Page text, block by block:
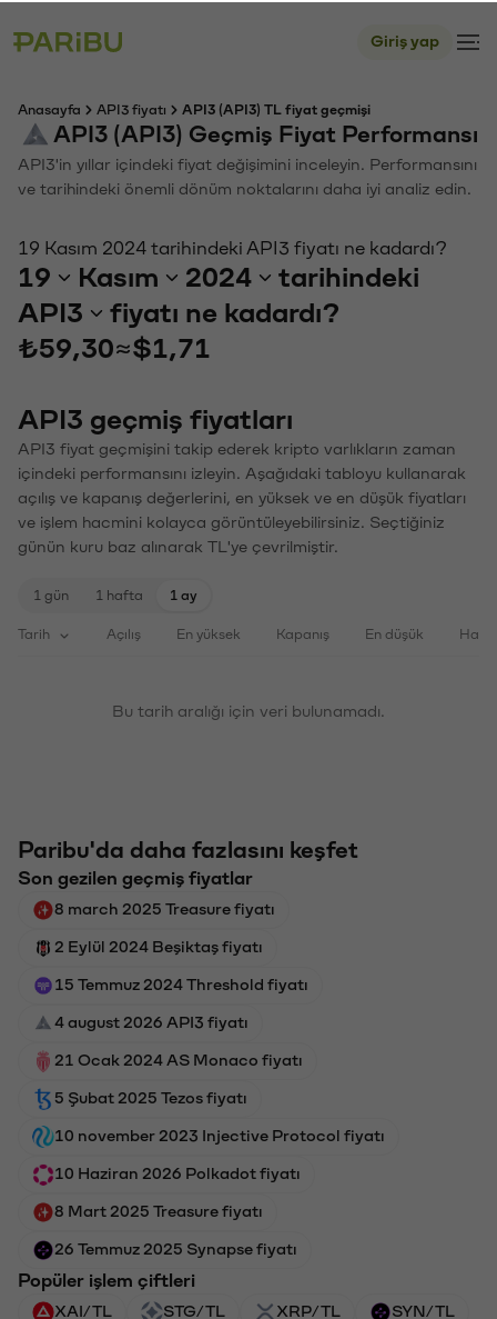
Giriş yap
Anasayfa API3 fiyatı API3 (API3) TL fiyat geçmişi
API3 (API3) Geçmiş Fiyat Performansı
API3'in yıllar içindeki fiyat değişimini inceleyin. Performansını
ve tarihindeki önemli dönüm noktalarını daha iyi analiz edin.
19 Kasım 2024 tarihindeki API3 fiyatı ne kadardı?
19 Kasım 2024
tarihindeki
API3
fiyatı ne kadardı?
₺59,30≈$1,71
API3 geçmiş fiyatları
API3 fiyat geçmişini takip ederek kripto varlıkların zaman
içindeki performansını izleyin. Aşağıdaki tabloyu kullanarak
açılış ve kapanış değerlerini, en yüksek ve en düşük fiyatları
ve işlem hacmini kolayca görüntüleyebilirsiniz. Seçtiğiniz
günün kuru baz alınarak TL'ye çevrilmiştir.
1 gün 1 hafta 1 ay
Tarih Açılış En yüksek Kapanış En düşük
Bu tarih aralığı için veri bulunamadı.
Paribu'da daha fazlasını keşfet
Son gezilen geçmiş fiyatlar
8 march 2025 Treasure fiyatı
2 Eylül 2024 Beşiktaş fiyatı
15 Temmuz 2024 Threshold fiyatı
4 august 2026 API3 fiyatı
21 Ocak 2024 AS Monaco fiyatı
5 Şubat 2025 Tezos fiyatı
10 november 2023 Injective Protocol fiyatı
10 Haziran 2026 Polkadot fiyatı
8 Mart 2025 Treasure fiyatı
26 Temmuz 2025 Synapse fiyatı
Popüler işlem çiftleri
XAI/TL STG/TL XRP/TL SYN/TL